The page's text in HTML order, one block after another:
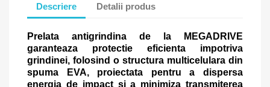
Descriere Detalii produs
Prelata antigrindina de la MEGADRIVE
garanteaza protectie eficienta impotriva
grindinei, folosind o structura multicelulara din
spuma EVA, proiectata pentru a dispersa
energia de impact si a minimiza transmiterea